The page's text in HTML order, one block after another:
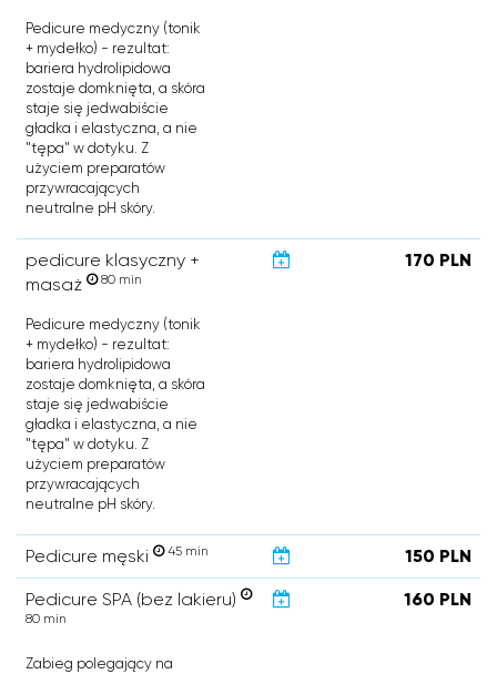
Pedicure medyczny (tonik
+ mydełko) - rezultat:
bariera hydrolipidowa
zostaje domknięta, a skóra
staje się jedwabiście
gładka i elastyczna, a nie
"tępa" w dotyku. Z
użyciem preparatów
przywracających
neutralne pH skóry.
pedicure klasyczny +
masaż
80 min
170 PLN
Pedicure medyczny (tonik
+ mydełko) - rezultat:
bariera hydrolipidowa
zostaje domknięta, a skóra
staje się jedwabiście
gładka i elastyczna, a nie
"tępa" w dotyku. Z
użyciem preparatów
przywracających
neutralne pH skóry.
Pedicure męski 45 min 150 PLN
Pedicure SPA (bez lakieru)
80 min
160 PLN
Zabieg polegający na